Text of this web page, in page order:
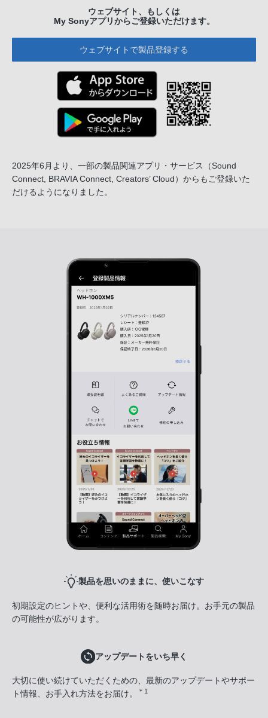
ウェブサイト、もしくは
My Sonyアプリからご登録いただけます。
ウェブサイトで製品登録する
2025年6月より、一部の製品関連アプリ・サービス
（Sound
Connect, BRAVIA Connect, Creators’ Cloud）からもご登録いた
だけるようになりました。
製品を思いのままに、使いこなす
初期設定のヒントや、便利な活用術を随時お届け。お手元の製品
の可能性が広がります。
アップデートをいち早く
大切に使い続けていただくための、最新のアップデートやサポー
ト情報、お手入れ方法をお届け。
＊1